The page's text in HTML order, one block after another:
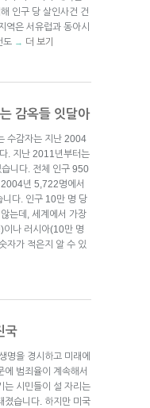
인구 당 살인사건 건
역은 서유럽과 동아시
도 → 더 보기
감옥들 잇달아
수감자는 지난 2004
. 지난 2011년부터는
니다. 전체 인구 950
년 5,722명에서
다. 인구 10만 명 당
는데, 세계에서 가장
나 러시아(10만 명
자가 적은지 알 수 있
국
명을 경시하고 미래에
에 범죄율이 계속해서
는 시민들이 설 자리는
졌습니다. 하지만 미국